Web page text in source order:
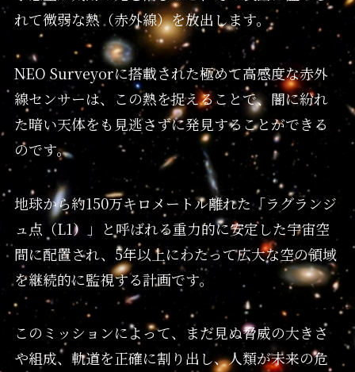
れて微弱な熱（赤外線）を放出します。
NEO Surveyorに搭載された極めて高感度な赤外
線センサーは、この熱を捉えることで、闇に紛れ
た暗い天体をも見逃さずに発見することができる
のです。
地球から約150万キロメートル離れた「ラグランジ
ュ点（L1）」と呼ばれる重力的に安定した宇宙空
間に配置され、5年以上にわたって広大な空の領域
を継続的に監視する計画です。
このミッションによって、まだ見ぬ脅威の大きさ
や組成、軌道を正確に割り出し、人類が未来の危